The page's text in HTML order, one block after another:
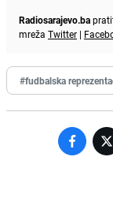
Radiosarajevo.ba
mreža Twitter |
#fudbalska